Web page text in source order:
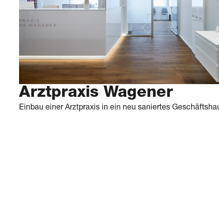
Arztpraxis Wagener
Einbau einer Arztpraxis in ein neu saniertes